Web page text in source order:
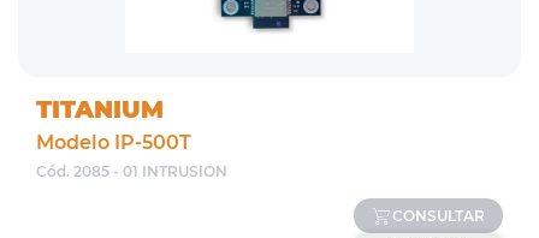
TITANIUM
Modelo IP-500T
Cód. 2085 - 01 INTRUSION
CONSULTAR